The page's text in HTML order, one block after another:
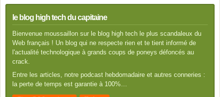
le blog high tech du capitaine
Bienvenue moussaillon sur le blog high tech le plus scandaleux du
Web français ! Un blog qui ne respecte rien et te tient informé de
l'actualité technologique à grands coups de poneys défoncés au
crack.
Entre les articles, notre podcast hebdomadaire et autres conneries :
la perte de temps est garantie à 100%…